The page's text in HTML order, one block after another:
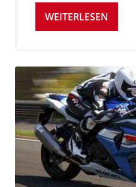
WEITERLESEN